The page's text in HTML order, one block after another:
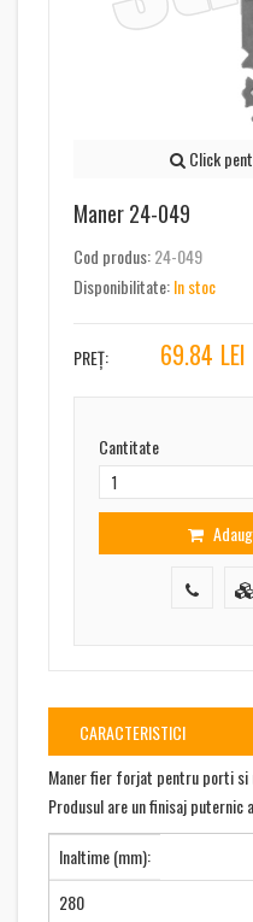
Click
Maner 24-049
Cod produs:24-049
Disponibilitate:In stoc
PREȚ: 69.84 LEI
Cantitate
CARACTERISTICI
Maner fier forjat pentru porti si
Produsul are un finisaj puternic
Inaltime (mm):
280